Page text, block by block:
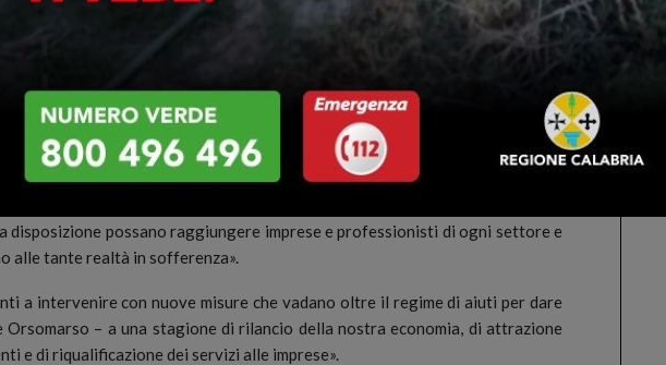
dell’impatto delle misure che mettiamo in campo – dichiara l’assessore al
economico e Turismo, Fausto Orsomarso – è il faro che guida questo
costantemente impegnato a individuare interventi e soluzioni in grado
e di accompagnare fuori dalle secche di questa crisi coloro che, in
e producono. Con l’ampliamento della misura alle attività rimaste fuori
fase dell’aiuto, in ragione di codici Ateco che presentavano criticità, in
con attività remunerate dalla Regione, vogliamo fare in modo che tutte le
disposizione possano raggiungere imprese e professionisti di ogni settore e
alle tante realtà in sofferenza».
a intervenire con nuove misure che vadano oltre il regime di aiuti per dare
Orsomarso – a una stagione di rilancio della nostra economia, di attrazione
e di riqualificazione dei servizi alle imprese».